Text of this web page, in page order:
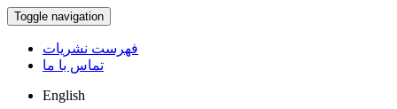
Toggle navigation
فهرست نشریات
تماس با ما
English